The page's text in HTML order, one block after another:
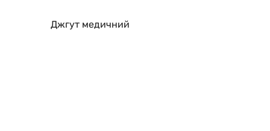
Джгут медичний